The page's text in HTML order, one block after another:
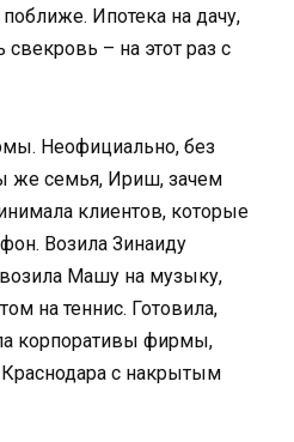
Ипотека на дачу,
– на этот раз с
Неофициально, без
же семья, Ириш, зачем
клиентов, которые
Возила Зинаиду
Машу на музыку,
на теннис. Готовила,
корпоративы фирмы,
Краснодара с накрытым